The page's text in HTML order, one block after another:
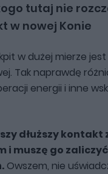
tutaj nie
w nowej Konie
w dużej mierze
Tak naprawdę
energii i inne
dłuższy kontakt
i muszę go
Owszem, nie